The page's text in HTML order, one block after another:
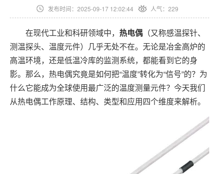
发布时间：2025-09-17 12:02:44 人气：229
在现代工业和科研领域中， 热电偶 （又称感温探针、
测温探头、温度元件）几乎无处不在。无论是冶金高炉的
高温环境，还是低温冷库的监测系统，都能看到它的身
影。那么，热电偶究竟是如何把“温度”转化为“信号”的？为
什么它能成为全球使用最广泛的温度测量元件？今天我们
从热电偶工作原理、结构、类型和应用四个维度来解析。